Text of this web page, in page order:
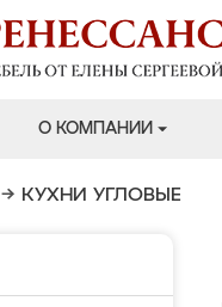
О КОМПАНИИ
→ КУХНИ УГЛОВЫЕ